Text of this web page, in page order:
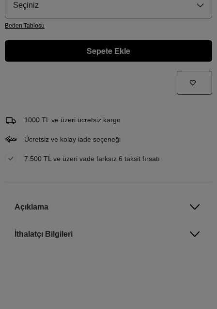
Seçiniz
Beden Tablosu
Sepete Ekle
Email Adresi
1000 TL ve üzeri ücretsiz kargo
Ücretsiz ve kolay iade seçeneği
7.500 TL ve üzeri vade farksız 6 taksit fırsatı
Açıklama
İthalatçı Bilgileri